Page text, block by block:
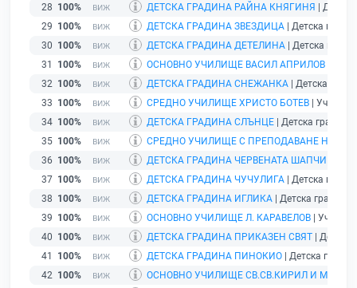
28 100% ДЕТСКА ГРАДИНА РАЙНА КНЯГИНЯ
|
29 100% ДЕТСКА ГРАДИНА ЗВЕЗДИЦА | Детска
30 100% ДЕТСКА ГРАДИНА ДЕТЕЛИНА | Детска
31
100% ОСНОВНО УЧИЛИЩЕ ВАСИЛ АПРИЛОВ
32 100% ДЕТСКА ГРАДИНА СНЕЖАНКА | Детска
33 100% СРЕДНО УЧИЛИЩЕ ХРИСТО БОТЕВ |
34 100% ДЕТСКА ГРАДИНА СЛЪНЦЕ | Детска градина
35 100%
СРЕДНО УЧИЛИЩЕ С ПРЕПОДАВАНЕ НА
36 100% ДЕТСКА ГРАДИНА ЧЕРВЕНАТА ШАПЧИЦА
37 100% ДЕТСКА ГРАДИНА ЧУЧУЛИГА | Детска
38 100% ДЕТСКА ГРАДИНА ИГЛИКА | Детска градина
39 100% ОСНОВНО УЧИЛИЩЕ Л. КАРАВЕЛОВ |
40 100% ДЕТСКА ГРАДИНА ПРИКАЗЕН СВЯТ |
41
100% ДЕТСКА ГРАДИНА ПИНОКИО | Детска
42 100%
ОСНОВНО УЧИЛИЩЕ СВ.СВ.КИРИЛ И